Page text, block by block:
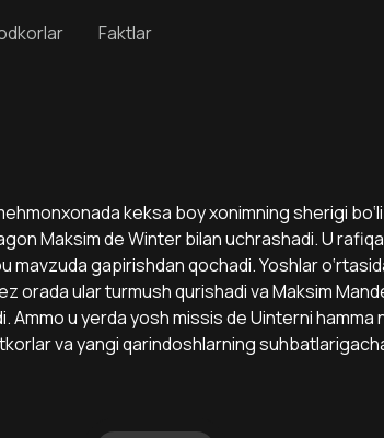
Faktlar
keksa boy xonimning sherigi
Maksim de Winter bilan uchrashadi. U
mavzuda gapirishdan qochadi. Yoshlar
orada ular turmush qurishadi va Maksim
Ammo u yerda yosh missis de Uinterni hamma
va yangi qarindoshlarning